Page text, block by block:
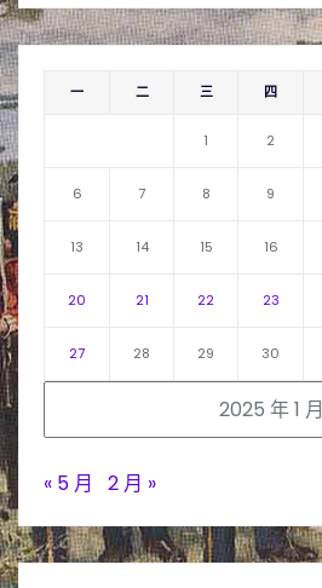
2025 年 1 月
一 二 三 四
1 2
6 7 8 9
13 14 15 16
20 21 22 23
27 28 29 30
« 5 月 2 月 »